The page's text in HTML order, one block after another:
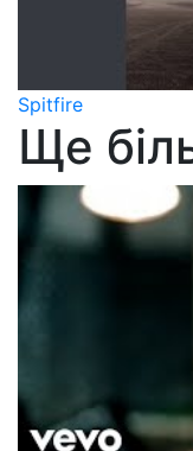
Spitfire
Ще